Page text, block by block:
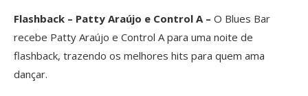
Flashback – Patty Araújo e Control A – O Blues Bar
recebe Patty Araújo e Control A para uma noite de
flashback, trazendo os melhores hits para quem ama
dançar.